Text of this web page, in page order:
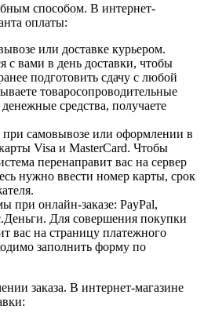
способом. В интернет-
оплаты:
или доставке курьером.
с вами в день доставки, чтобы
подготовить сдачу с любой
товаросопроводительные
средства, получаете
при самовывозе или оформлении в
Visa и MasterCard. Чтобы
перенаправит вас на сервер
нужно ввести номер карты, срок
при онлайн-заказе: PayPal,
Для совершения покупки
вас на страницу платежного
заполнить форму по
заказа. В интернет-магазине